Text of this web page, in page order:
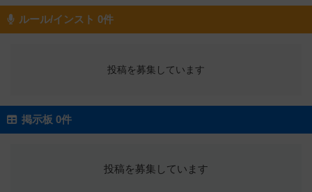
ルール/インスト 0件
投稿を募集しています
掲示板 0件
投稿を募集しています